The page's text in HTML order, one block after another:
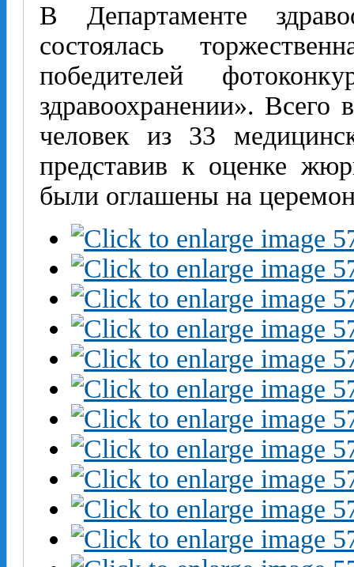
В Департаменте
состоялась
победителей
здравоохранении». Всего
человек из 33
представив к оценке
были оглашены на